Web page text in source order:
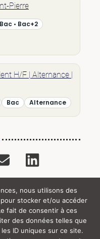
Pierre
Bac • Bac+2
H/F | Alternance |
Bac Alternance
2024 |
nous utilisons des
stocker et/ou accéder
fait de consentir à ces
des données telles que
ID uniques sur ce site.